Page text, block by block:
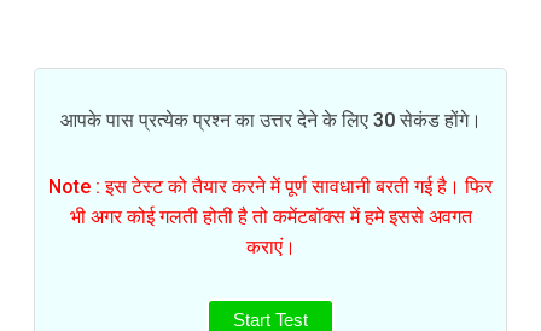
आपके पास प्रत्येक प्रश्न का उत्तर देने के लिए 30 सेकंड होंगे।
Note : इस टेस्ट को तैयार करने में पूर्ण सावधानी बरती गई है। फिर
भी अगर कोई गलती होती है तो कमेंटबॉक्स में हमे इससे अवगत
कराएं।
Start Test